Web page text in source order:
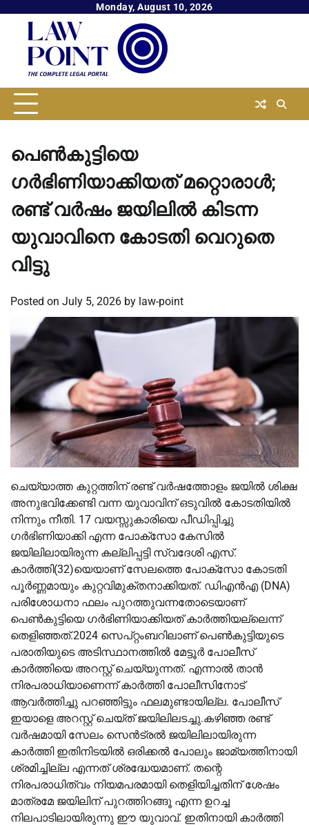
content
Monday, August 10, 2026
പെൺകുട്ടിയെ
ഗർഭിണിയാക്കിയത് മറ്റൊരാൾ;
രണ്ട് വർഷം ജയിലിൽ കിടന്ന
യുവാവിനെ കോടതി വെറുതെ
വിട്ടു
Posted on July 5, 2026 by law-point
ചെയ്യാത്ത കുറ്റത്തിന് രണ്ട് വർഷത്തോളം ജയിൽ ശിക്ഷ
അനുഭവിക്കേണ്ടി വന്ന യുവാവിന് ഒടുവിൽ കോടതിയിൽ
നിന്നും നീതി. 17 വയസ്സുകാരിയെ പീഡിപ്പിച്ചു
ഗർഭിണിയാക്കി എന്ന പോക്സോ കേസിൽ
ജയിലിലായിരുന്ന കല്ലിപ്പട്ടി സ്വദേശി എസ്.
കാർത്തി(32)യെയാണ് സേലത്തെ പോക്സോ കോടതി
പൂർണ്ണമായും കുറ്റവിമുക്തനാക്കിയത്. ഡിഎൻഎ (DNA)
പരിശോധനാ ഫലം പുറത്തുവന്നതോടെയാണ്
പെൺകുട്ടിയെ ഗർഭിണിയാക്കിയത് കാർത്തിയല്ലെന്ന്
തെളിഞ്ഞത്.2024 സെപ്റ്റംബറിലാണ് പെൺകുട്ടിയുടെ
പരാതിയുടെ അടിസ്ഥാനത്തിൽ മേട്ടൂർ പോലീസ്
കാർത്തിയെ അറസ്റ്റ് ചെയ്യുന്നത്. എന്നാൽ താൻ
നിരപരാധിയാണെന്ന് കാർത്തി പോലീസിനോട്
ആവർത്തിച്ചു പറഞ്ഞിട്ടും ഫലമുണ്ടായില്ല. പോലീസ്
ഇയാളെ അറസ്റ്റ് ചെയ്ത് ജയിലിലടച്ചു.കഴിഞ്ഞ രണ്ട്
വർഷമായി സേലം സെൻട്രൽ ജയിലിലായിരുന്ന
കാർത്തി ഇതിനിടയിൽ ഒരിക്കൽ പോലും ജാമ്യത്തിനായി
ശ്രമിച്ചില്ല എന്നത് ശ്രദ്ധേയമാണ്. തന്റെ
നിരപരാധിത്വം നിയമപരമായി തെളിയിച്ചതിന് ശേഷം
മാത്രമേ ജയിലിന് പുറത്തിറങ്ങൂ എന്ന ഉറച്ച
നിലപാടിലായിരുന്നു ഈ യുവാവ്. ഇതിനായി കാർത്തി